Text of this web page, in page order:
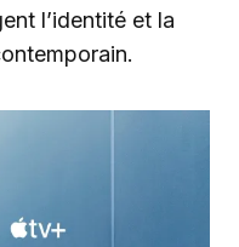
l’identité et la